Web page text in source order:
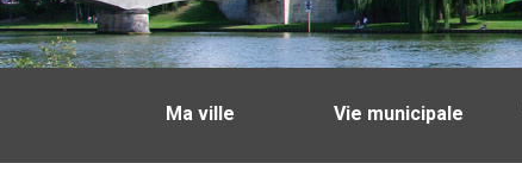
Ma ville Vie municipale